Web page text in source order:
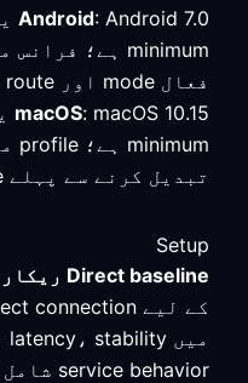
Android
فعال mode اور route چیک کریں۔
macOS
تبدیل کرنے سے پہلے route کی پیمائش کریں۔
Setup
Direct baseline ریکارڈ کریں
service behavior شامل ہو۔